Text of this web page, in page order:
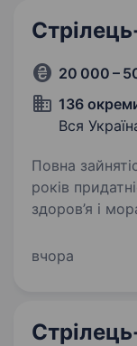
20 000 –
136
Вся
Повна зайнятість. Вимоги: вік від
років придатність до служби за станом
здоров’я і
від вживання
вчора